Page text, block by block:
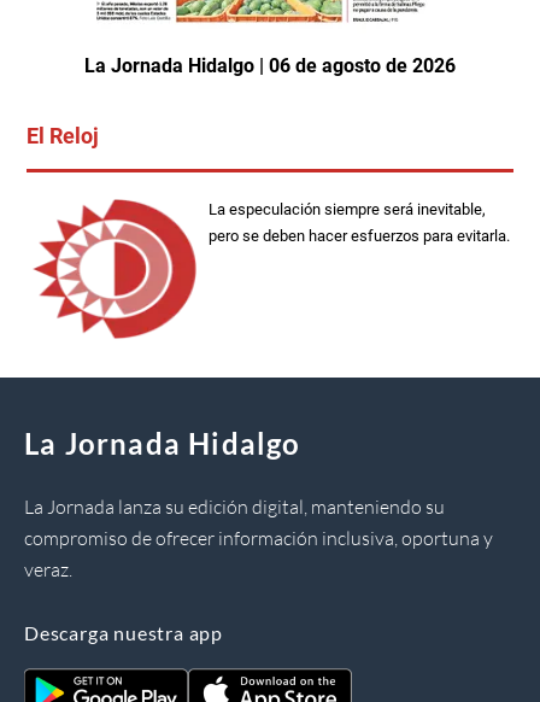
La Jornada Hidalgo | 06 de agosto de 2026
El Reloj
La especulación siempre será inevitable,
pero se deben hacer esfuerzos para evitarla.
La Jornada Hidalgo
La Jornada lanza su edición digital, manteniendo su
compromiso de ofrecer información inclusiva, oportuna y
veraz.
Descarga nuestra app